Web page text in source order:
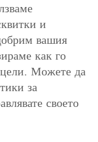
и
вашия
как го
цели. Можете да
за
своето